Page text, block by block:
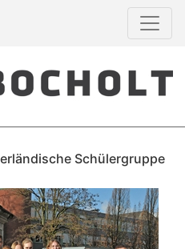
Schülergruppe